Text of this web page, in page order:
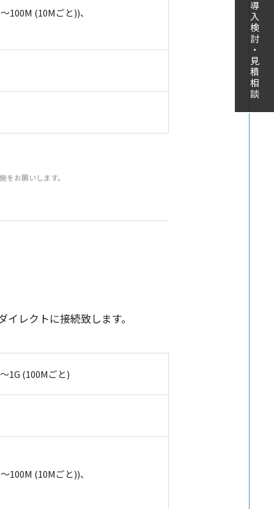
100M (10Mごと))、
お願いします。
レクトに接続致します。
1G (100Mごと)
100M (10Mごと))、
導入検討・見積相談